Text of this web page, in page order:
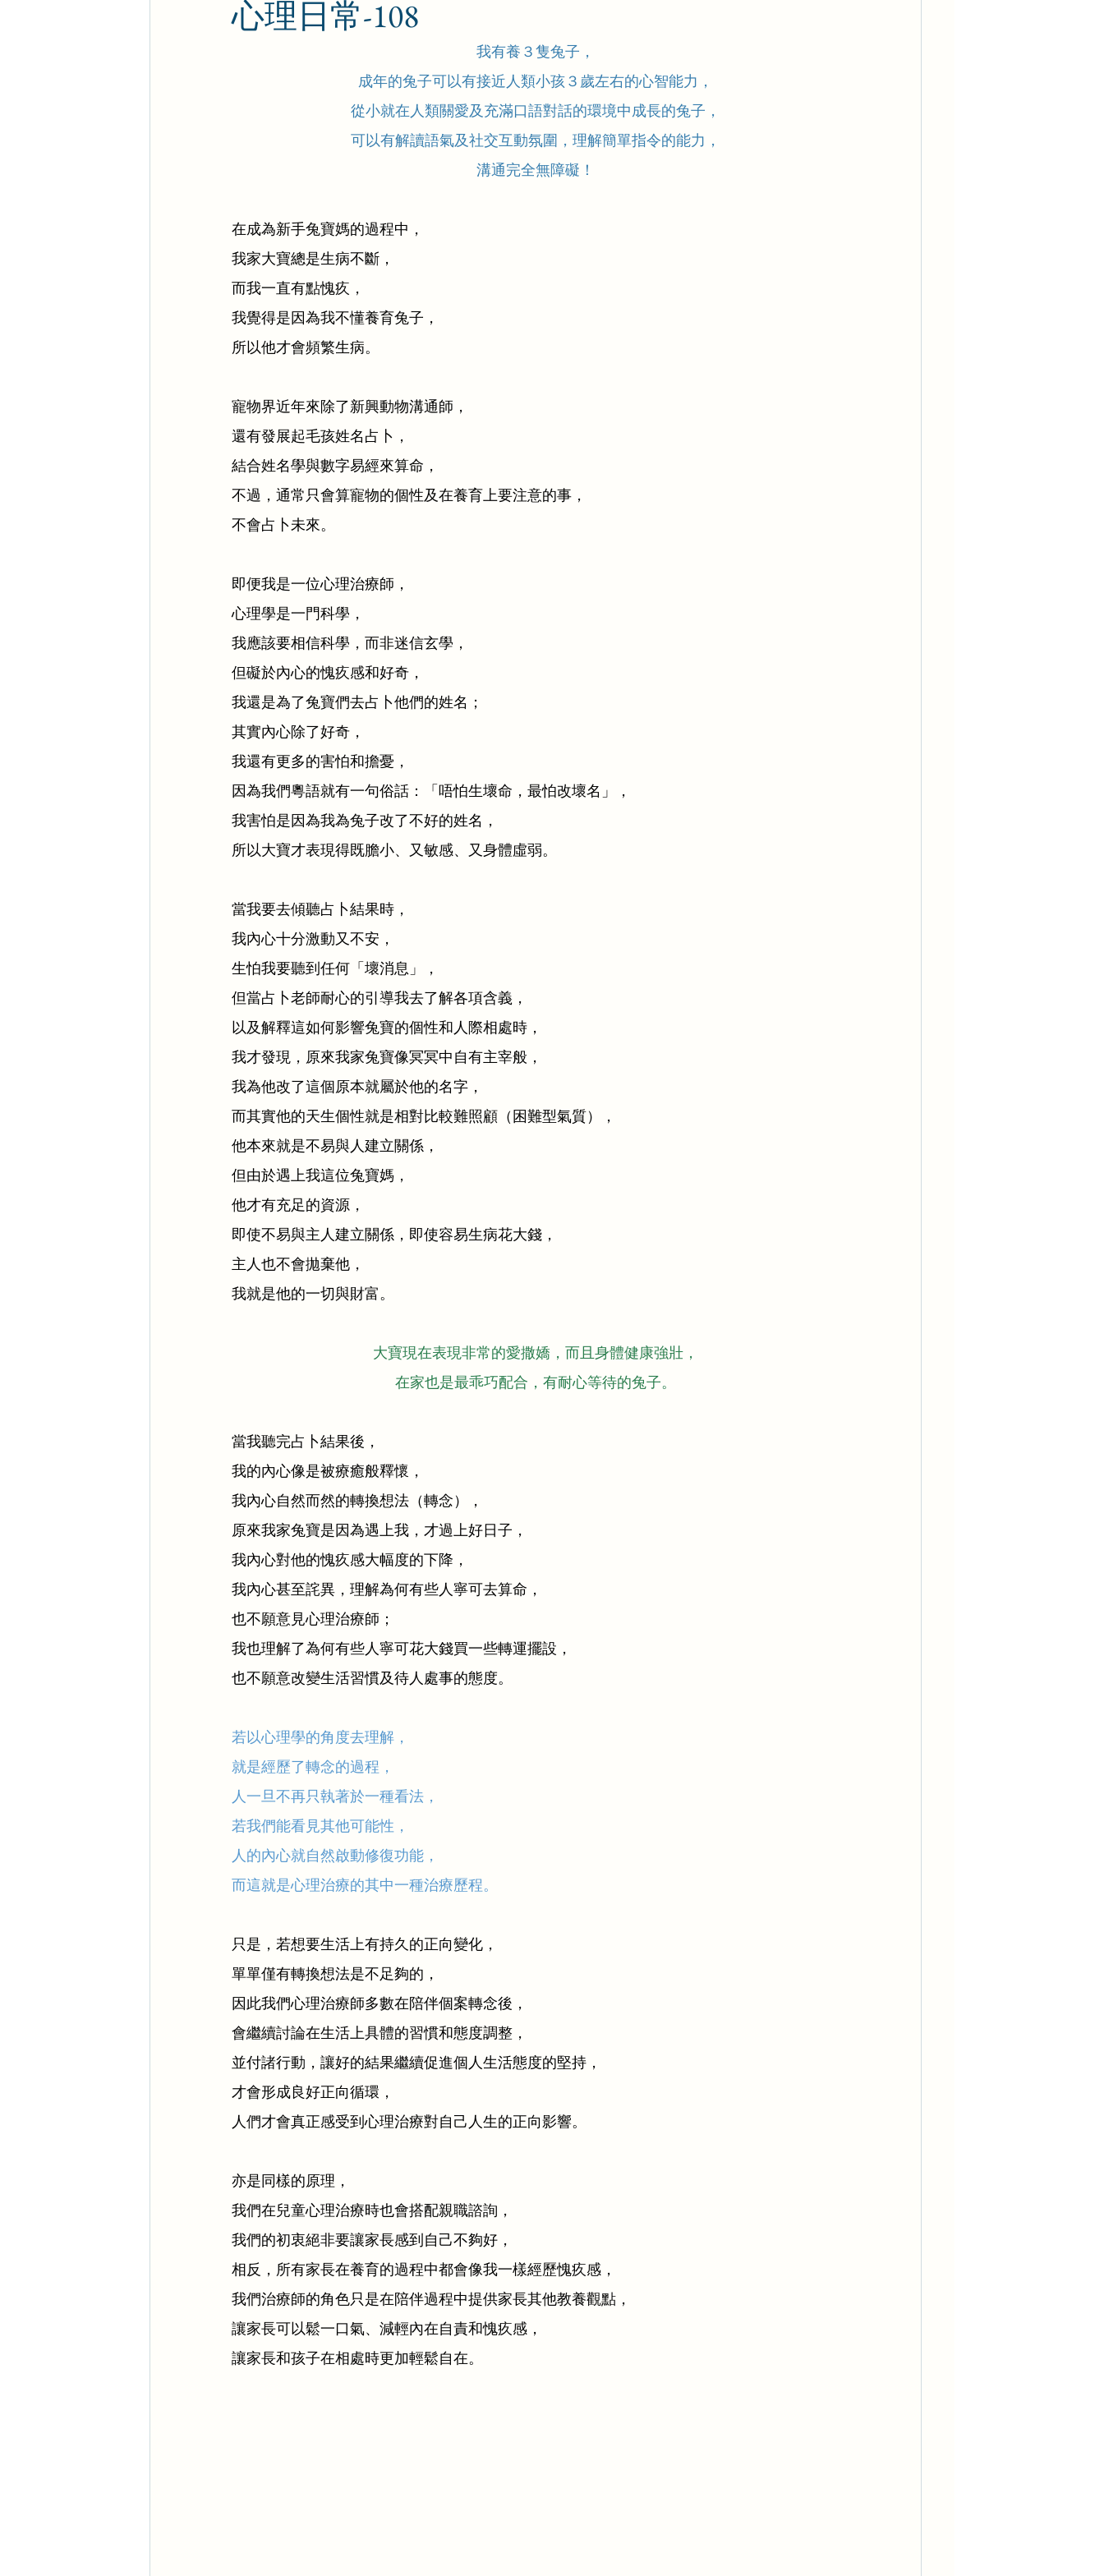
心理日常-108
我有養３隻兔子，
成年的兔子可以有接近人類小孩３歲左右的心智能力，
從小就在人類關愛及充滿口語對話的環境中成長的兔子，
可以有解讀語氣及社交互動氛圍，理解簡單指令的能力，
溝通完全無障礙！
在成為新手兔寶媽的過程中，
我家大寶總是生病不斷，
而我一直有點愧疚，
我覺得是因為我不懂養育兔子，
所以他才會頻繁生病。
寵物界近年來除了新興動物溝通師，
還有發展起毛孩姓名占卜，
結合姓名學與數字易經來算命，
不過，通常只會算寵物的個性及在養育上要注意的事，
不會占卜未來。
即便我是一位心理治療師，
心理學是一門科學，
我應該要相信科學，而非迷信玄學，
但礙於內心的愧疚感和好奇，
我還是為了兔寶們去占卜他們的姓名；
其實內心除了好奇，
我還有更多的害怕和擔憂，
因為我們粵語就有一句俗話：「唔怕生壞命，最怕改壞名」，
我害怕是因為我為兔子改了不好的姓名，
所以大寶才表現得既膽小、又敏感、又身體虛弱。
當我要去傾聽占卜結果時，
我內心十分激動又不安，
生怕我要聽到任何「壞消息」，
但當占卜老師耐心的引導我去了解各項含義，
以及解釋這如何影響兔寶的個性和人際相處時，
我才發現，原來我家兔寶像冥冥中自有主宰般，
我為他改了這個原本就屬於他的名字，
而其實他的天生個性就是相對比較難照顧（困難型氣質），
他本來就是不易與人建立關係，
但由於遇上我這位兔寶媽，
他才有充足的資源，
即使不易與主人建立關係，即使容易生病花大錢，
主人也不會拋棄他，
我就是他的一切與財富。
大寶現在表現非常的愛撒嬌，而且身體健康強壯，
在家也是最乖巧配合，有耐心等待的兔子。
當我聽完占卜結果後，
我的內心像是被療癒般釋懷，
我內心自然而然的轉換想法（轉念），
原來我家兔寶是因為遇上我，才過上好日子，
我內心對他的愧疚感大幅度的下降，
我內心甚至詫異，理解為何有些人寧可去算命，
也不願意見心理治療師；
我也理解了為何有些人寧可花大錢買一些轉運擺設，
也不願意改變生活習慣及待人處事的態度。
若以心理學的角度去理解，
就是經歷了轉念的過程，
人一旦不再只執著於一種看法，
若我們能看見其他可能性，
人的內心就自然啟動修復功能，
而這就是心理治療的其中一種治療歷程。
只是，若想要生活上有持久的正向變化，
單單僅有轉換想法是不足夠的，
因此我們心理治療師多數在陪伴個案轉念後，
會繼續討論在生活上具體的習慣和態度調整，
並付諸行動，讓好的結果繼續促進個人生活態度的堅持，
才會形成良好正向循環，
人們才會真正感受到心理治療對自己人生的正向影響。
亦是同樣的原理，
我們在兒童心理治療時也會搭配親職諮詢，
我們的初衷絕非要讓家長感到自己不夠好，
相反，所有家長在養育的過程中都會像我一樣經歷愧疚感，
我們治療師的角色只是在陪伴過程中提供家長其他教養觀點，
讓家長可以鬆一口氣、減輕內在自責和愧疚感，
讓家長和孩子在相處時更加輕鬆自在。